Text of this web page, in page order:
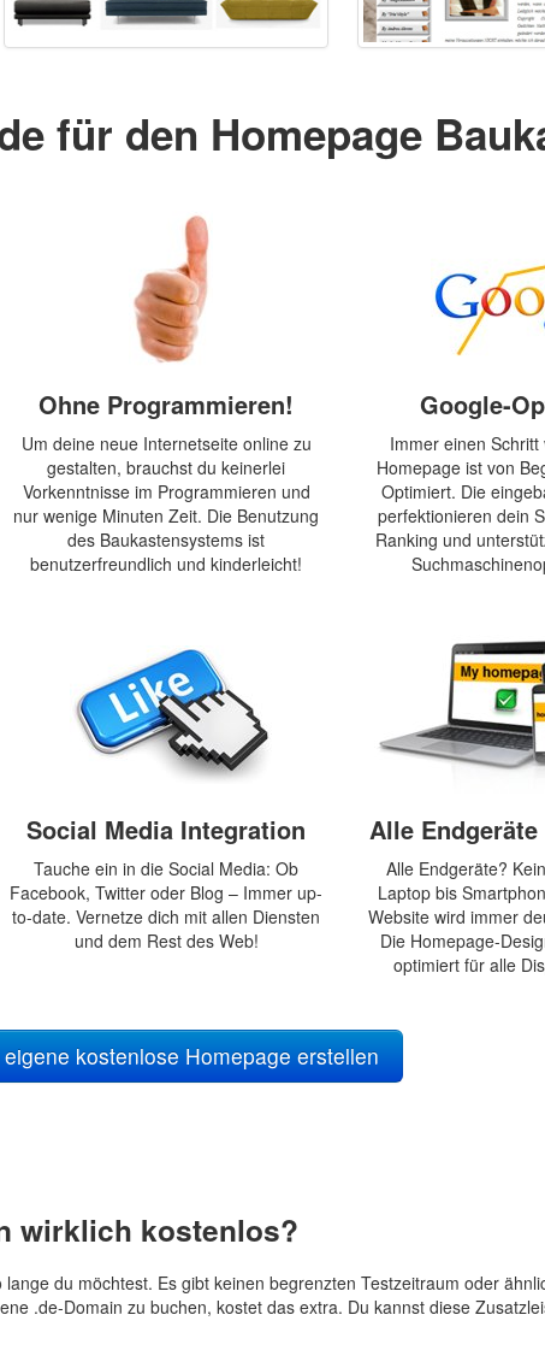
für den Homepage
Ohne Programmieren!
Um deine neue Internetseite online zu
gestalten, brauchst du keinerlei
Vorkenntnisse im Programmieren und
nur wenige Minuten Zeit. Die Benutzung
des Baukastensystems ist
benutzerfreundlich und kinderleicht!
Google-
Immer einen
Homepage ist von
Optimiert. Die
perfektionieren dein
Ranking und
Social Media Integration
Tauche ein in die Social Media: Ob
Facebook, Twitter oder Blog – Immer up-
to-date. Vernetze dich mit allen Diensten
und dem Rest des Web!
Alle
Alle Endgeräte?
Laptop bis
Website wird immer
Die Homepage-
optimiert für alle
kostenlose Homepage erstellen
wirklich kostenlos?
du möchtest. Es gibt keinen begrenzten Testzeitraum oder
.de-Domain zu buchen, kostet das extra. Du kannst diese